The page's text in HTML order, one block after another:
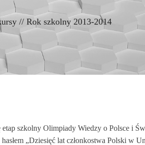
// Rok szkolny 2013-2014
etap szkolny Olimpiady Wiedzy o Polsce i
„Dziesięć lat członkostwa Polski w